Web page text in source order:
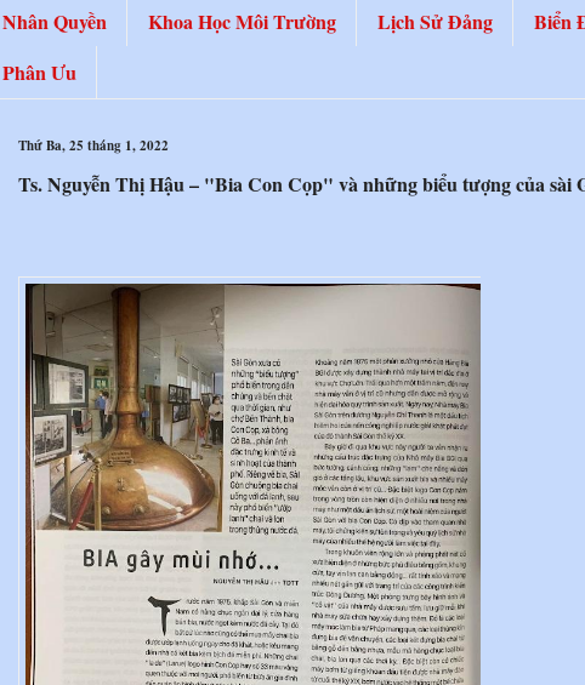
Nhân Quyền
Khoa Học Môi Trường Lịch Sử Đảng Biển
Phân Ưu
Thứ Ba, 25 tháng 1, 2022
Ts. Nguyễn Thị Hậu – "Bia Con Cọp" và những biểu tượng của sài